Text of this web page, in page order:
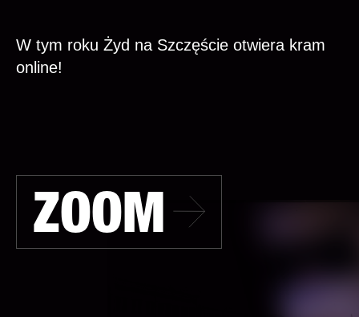
W tym roku Żyd na Szczęście otwiera kram
online!
ZOOM